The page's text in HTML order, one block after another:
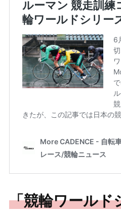
「競輪ワールド